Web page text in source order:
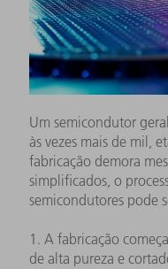
Um semicondutor
às vezes mais de mil,
fabricação demora
simplificados, o
semicondutores pode
1. A fabricação
de alta pureza e